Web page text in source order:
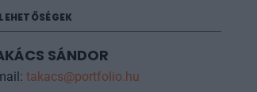
SÁNDOR
takacs@portfolio.hu